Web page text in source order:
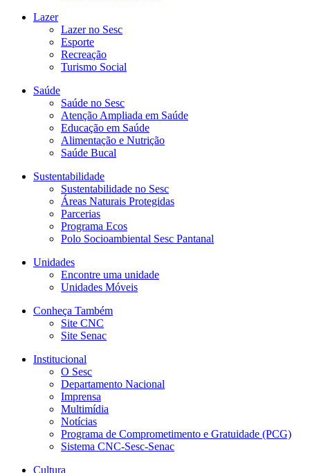
Lazer
Lazer no Sesc
Esporte
Recreação
Turismo Social
Saúde
Saúde no Sesc
Atenção Ampliada em Saúde
Educação em Saúde
Alimentação e Nutrição
Saúde Bucal
Sustentabilidade
Sustentabilidade no Sesc
Áreas Naturais Protegidas
Parcerias
Programa Ecos
Polo Socioambiental Sesc Pantanal
Unidades
Encontre uma unidade
Unidades Móveis
Conheça Também
Site CNC
Site Senac
Institucional
O Sesc
Departamento Nacional
Imprensa
Multimídia
Notícias
Programa de Comprometimento e Gratuidade (PCG)
Sistema CNC-Sesc-Senac
Cultura